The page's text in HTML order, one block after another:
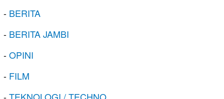
- BERITA
- BERITA JAMBI
-OPINI
- FILM